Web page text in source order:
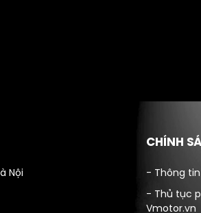
Nội
CHÍNH
- Thông
- Thủ tục
Vmotor.vn